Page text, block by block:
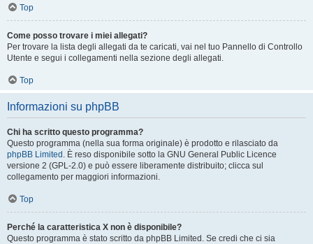
Top
Come posso trovare i miei allegati?
Per trovare la lista degli allegati da te caricati, vai nel tuo Pannello di Controllo
Utente e segui i collegamenti nella sezione degli allegati.
Top
Informazioni su phpBB
Chi ha scritto questo programma?
Questo programma (nella sua forma originale) è prodotto e rilasciato da
phpBB Limited . È reso disponibile sotto la GNU General Public Licence
versione 2 (GPL-2.0) e può essere liberamente distribuito; clicca sul
collegamento per maggiori informazioni.
Top
Perché la caratteristica X non è disponibile?
Questo programma è stato scritto da phpBB Limited. Se credi che ci sia